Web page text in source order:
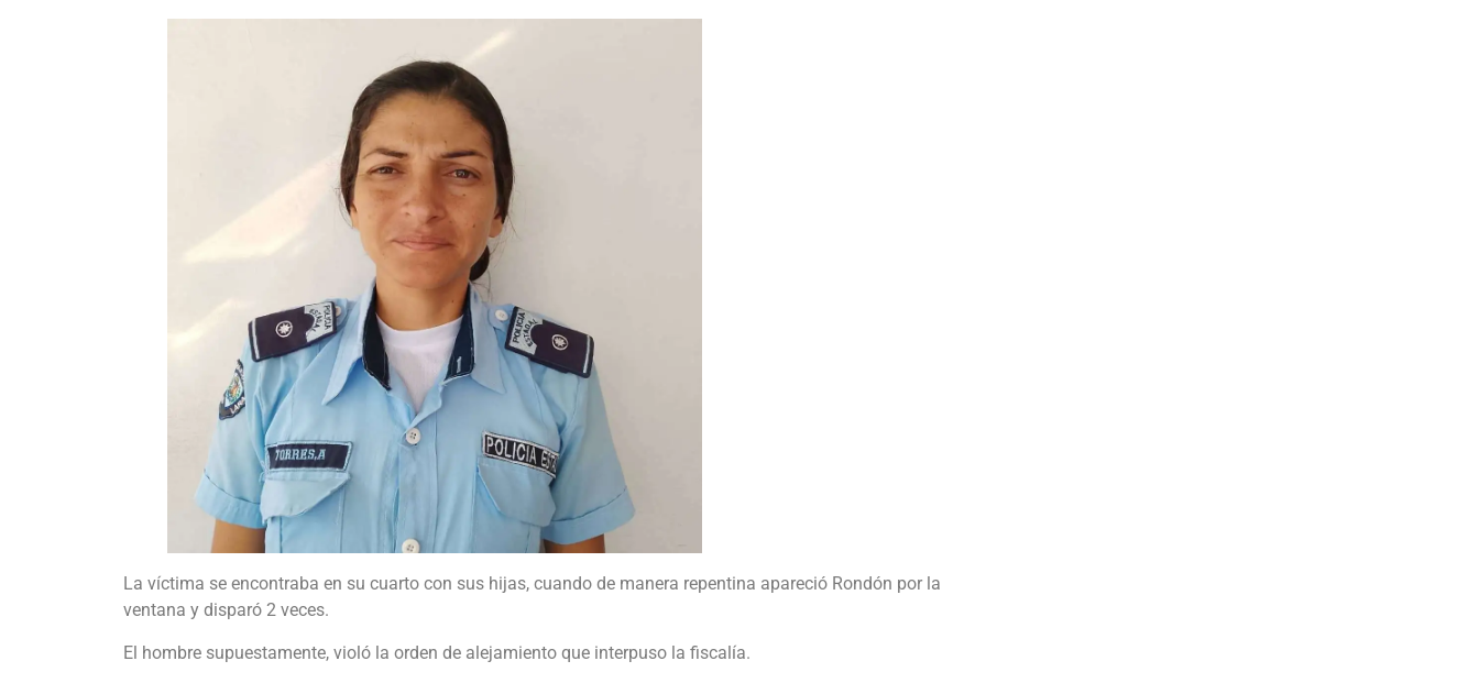
La víctima se encontraba en su cuarto con sus hijas, cuando de manera repentina apareció Rondón por la
ventana y disparó 2 veces.
El hombre supuestamente, violó la orden de alejamiento que interpuso la fiscalía.